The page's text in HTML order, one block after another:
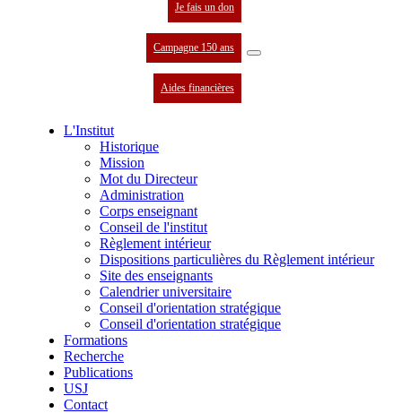
Je fais un don
Campagne 150 ans
Aides financières
L'Institut
Historique
Mission
Mot du Directeur
Administration
Corps enseignant
Conseil de l'institut
Règlement intérieur
Dispositions particulières du Règlement intérieur
Site des enseignants
Calendrier universitaire
Conseil d'orientation stratégique
Conseil d'orientation stratégique
Formations
Recherche
Publications
USJ
Contact